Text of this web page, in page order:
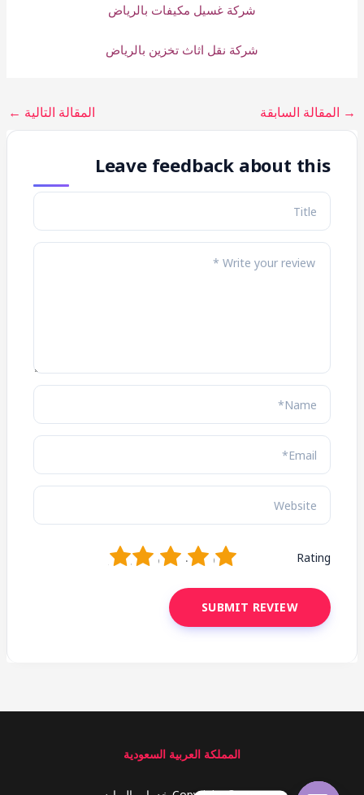
شركة غسيل مكيفات بالرياض
شركة نقل اثاث تخزين بالرياض
→ المقالة السابقة المقالة التالية ←
Leave feedback about this
Rating
5
4
3
2
المملكة العربية السعودية